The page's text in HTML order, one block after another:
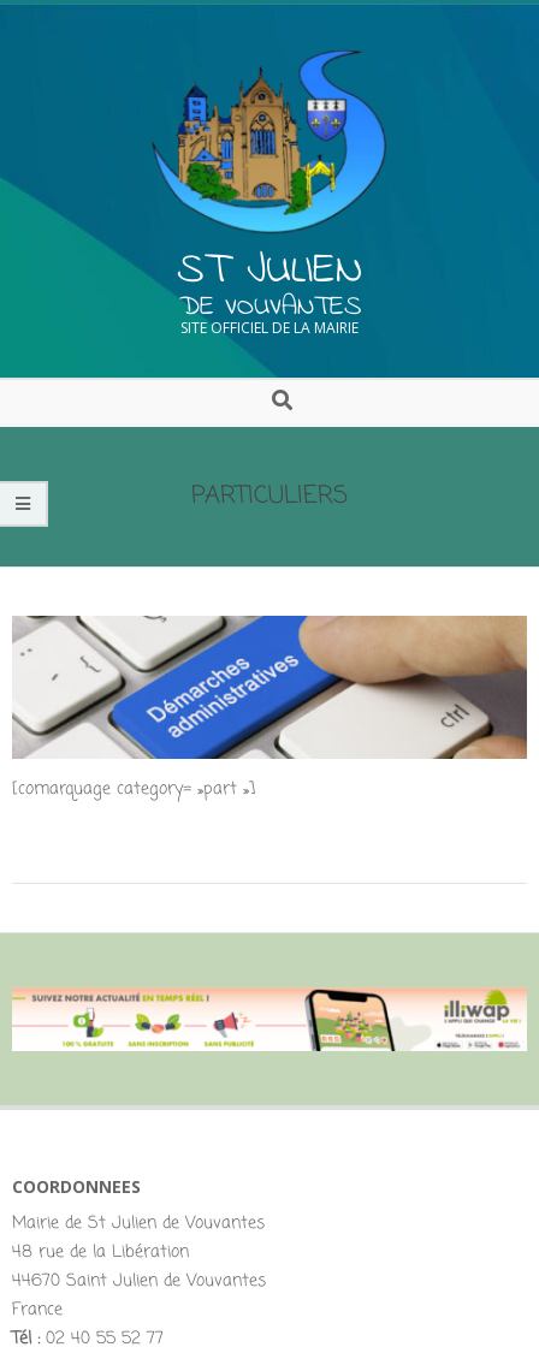
ST JULIEN
DE VOUVANTES
SITE OFFICIEL DE LA MAIRIE
PARTICULIERS
[comarquage category= »part »]
COORDONNEES
Mairie de St Julien de Vouvantes
48 rue de la Libération
44670 Saint Julien de Vouvantes
France
Tél :02 40 55 52 77